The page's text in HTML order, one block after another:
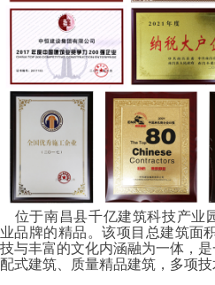
位于南昌县千亿建筑科技产业
业品牌的精品。该项目总建筑面
技与丰富的文化内涵融为一体，
配式建筑、质量精品建筑，多项技